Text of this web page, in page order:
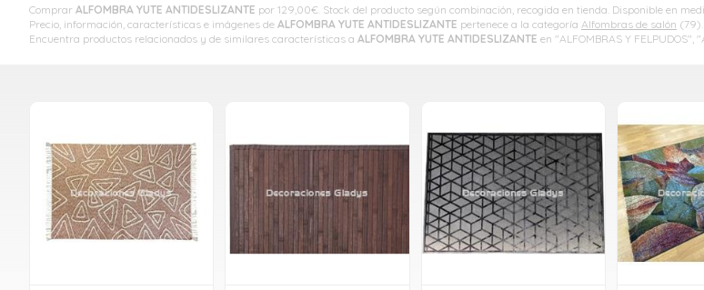
Comprar ALFOMBRA YUTE ANTIDESLIZANTE por 129,00€ . Stock del producto según combinación, recogida en tienda. Disponible en
Precio, información, características e imágenes de ALFOMBRA YUTE ANTIDESLIZANTE pertenece a la categoría Alfombras de salón (79).
Encuentra productos relacionados y de similares características a ALFOMBRA YUTE ANTIDESLIZANTE en "ALFOMBRAS Y